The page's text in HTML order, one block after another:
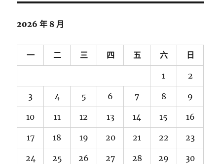
2026 年 8 月
一 二 三 四 五 六 日
1 2
3 4 5 6 7 8 9
10 11 12 13 14 15 16
17 18 19 20 21 22 23
24 25 26 27 28 29 30